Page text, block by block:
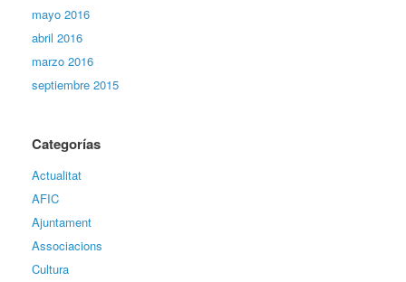
mayo 2016
abril 2016
marzo 2016
septiembre 2015
Categorías
Actualitat
AFIC
Ajuntament
Associacions
Cultura